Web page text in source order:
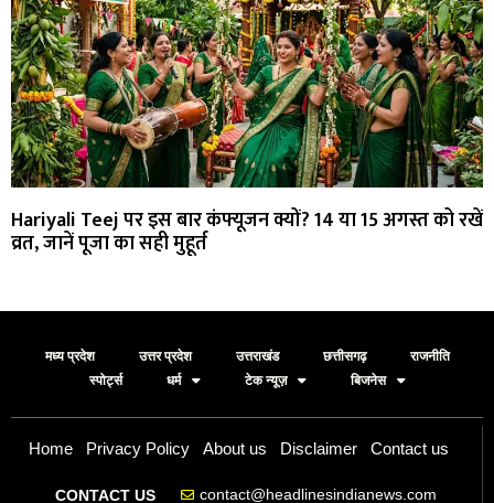
Hariyali Teej पर इस बार कंफ्यूजन क्यों? 14 या 15 अगस्त को रखें
व्रत, जानें पूजा का सही मुहूर्त
मध्य प्रदेश उत्तर प्रदेश उत्तराखंड छत्तीसगढ़
राजनीति
स्पोर्ट्स
धर्म टेक न्यूज़ बिजनेस
Home Privacy Policy About us Disclaimer Contact us
CONTACT US contact@headlinesindianews.com